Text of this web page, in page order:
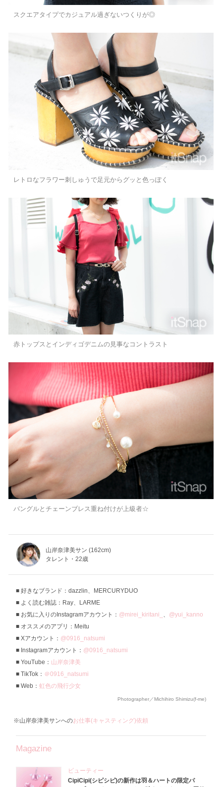
スクエアタイプでカジュアル過ぎないつくりが◎
レトロなフラワー刺しゅうで足元からグッと色っぽく
赤トップスとインディゴデニムの見事なコントラスト
バングルとチェーンブレス重ね付けが上級者☆
山岸奈津美サン (162cm)
タレント・22歳
好きなブランド：dazzlin、MERCURYDUO
よく読む雑誌：Ray、LARME
お気に入りのInstagramアカウント： @mirei_kiritani_ 、 @yui_kanno
オススメのアプリ：Meitu
Xアカウント： @0916_natsumi
Instagramアカウント： @0916_natsumi
YouTube： 山岸奈津美
TikTok： ＠0916_natsumi
Web： 虹色の飛行少女
Photographer／Michihiro Shimizu(f-me)
※山岸奈津美サンへのお仕事(キャスティング)依頼
Magazine
ビューティー
CipiCipi(シピシピ)の新作は羽＆ハートの限定パ